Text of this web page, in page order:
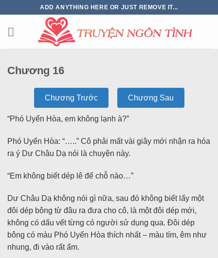
ADD ANYTHING HERE OR JUST REMOVE IT...
Chương 16
Chương Trước Chương Sau
“Phó Uyển Hòa, em không lạnh à?”
Phó Uyển Hòa: “…..” Cô phải mất vài giây mới nhận ra hóa
ra ý Dư Châu Dạ nói là chuyện này.
“Em không biết dép lê để chỗ nào…”
Dư Châu Dạ không nói gì nữa, sau đó không biết lấy một
đôi dép bông từ đâu ra đưa cho cô, là một đôi dép mới,
không có dấu vết từng có người sử dụng qua. Đôi dép
bông có màu Phó Uyển Hòa thích nhất – màu tím, êm như
nhung, đi vào rất ấm.